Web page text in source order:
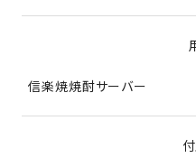
信楽焼焼酎サーバー